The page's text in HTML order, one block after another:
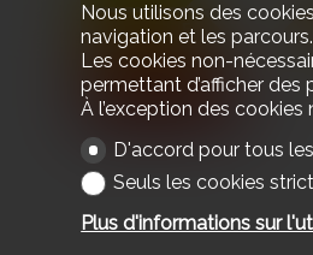
Nous utilisons des
navigation et les parcours.
Les cookies non-
permettant d’afficher
À l’exception des
D'accord pour tous
Seuls les cookies
Plus d'informations sur